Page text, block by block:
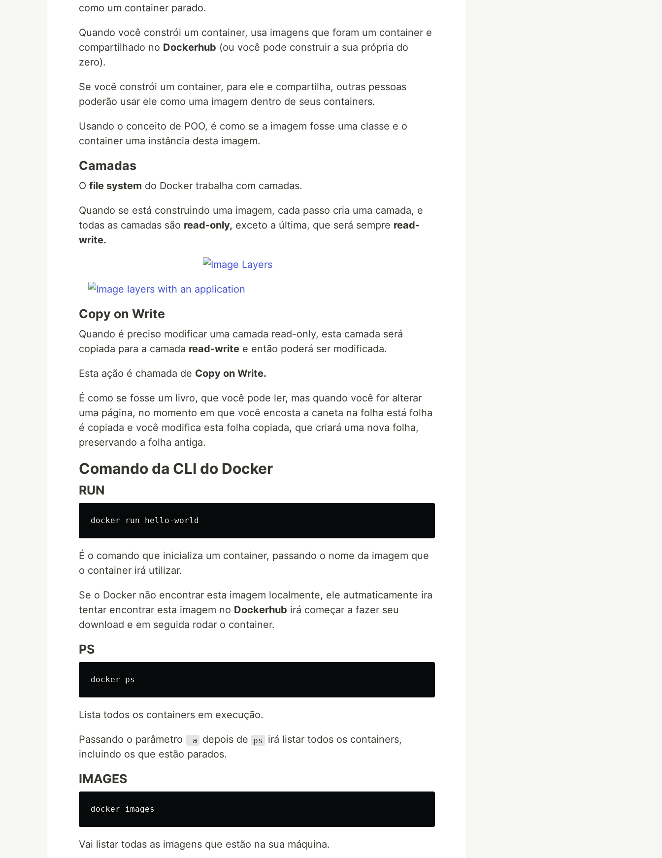
como um container parado.
Quando você constrói um container, usa imagens que foram um container e
compartilhado no Dockerhub (ou você pode construir a sua própria do
zero).
Se você constrói um container, para ele e compartilha, outras pessoas
poderão usar ele como uma imagem dentro de seus containers.
Usando o conceito de POO, é como se a imagem fosse uma classe e o
container uma instância desta imagem.
Camadas
O file system do Docker trabalha com camadas.
Quando se está construindo uma imagem, cada passo cria uma camada, e
todas as camadas são read-only, exceto a última, que será sempre read-
write.
Copy on Write
Quando é preciso modificar uma camada read-only, esta camada será
copiada para a camada read-write e então poderá ser modificada.
Esta ação é chamada de Copy on Write.
É como se fosse um livro, que você pode ler, mas quando você for alterar
uma página, no momento em que você encosta a caneta na folha está folha
é copiada e você modifica esta folha copiada, que criará uma nova folha,
preservando a folha antiga.
Comando da CLI do Docker
RUN
É o comando que inicializa um container, passando o nome da imagem que
o container irá utilizar.
Se o Docker não encontrar esta imagem localmente, ele autmaticamente ira
tentar encontrar esta imagem no Dockerhub irá começar a fazer seu
download e em seguida rodar o container.
PS
Lista todos os containers em execução.
Passando o parâmetro -a depois de ps
irá listar todos os containers,
incluindo os que estão parados.
IMAGES
Vai listar todas as imagens que estão na sua máquina.